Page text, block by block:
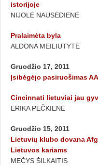
istorijoje
NIJOLĖ NAUSĖDIENĖ
Pralaimėta byla
ALDONA MEILIUTYTĖ
Gruodžio 17, 2011
Įsibėgėjo pasiruošimas
Cincinnati lietuviai jau
ERIKA PEČKIENĖ
Gruodžio 15, 2011
Lietuvių klubo dovana
Lietuvos kariams
MEČYS ŠILKAITIS